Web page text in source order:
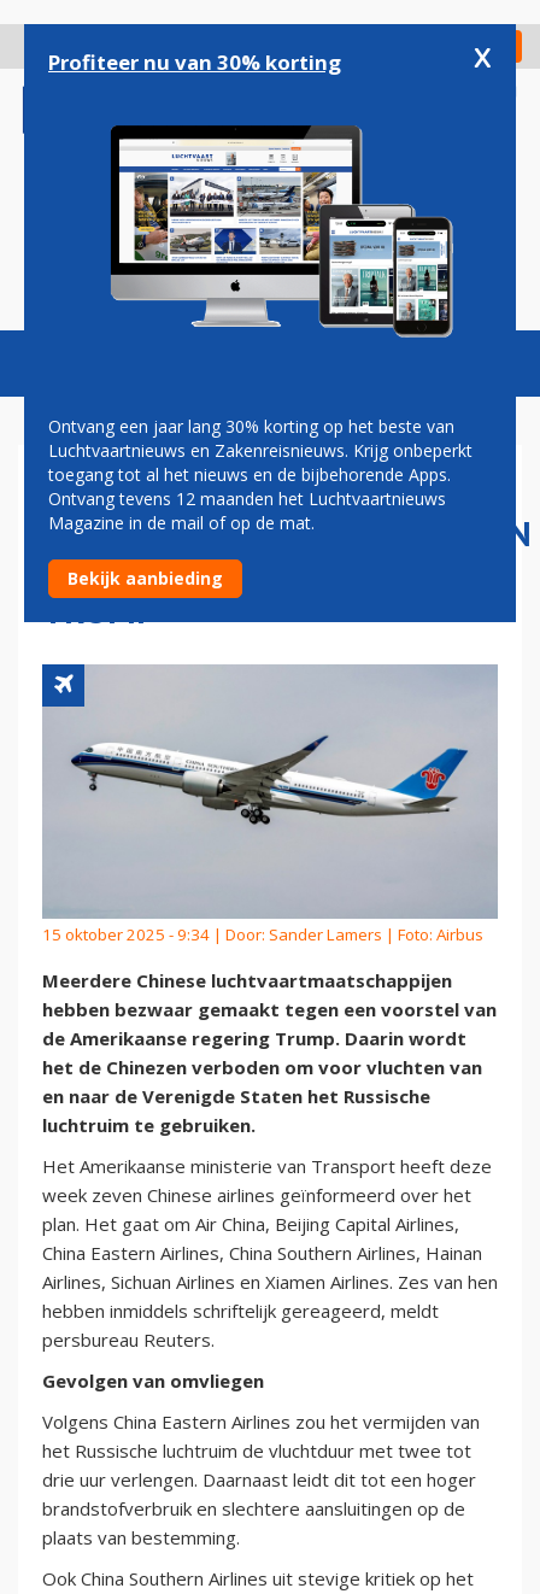
gaan
Check in
Magazine Podcasts Vacatures
CHINESE
LUCHTVAARTMAATSCHAPPIJEN
UITEN KRITIEK OP PLAN
TRUMP
15 oktober 2025 - 9:34 | Door: Sander Lamers | Foto: Airbus
Meerdere Chinese luchtvaartmaatschappijen
hebben bezwaar gemaakt tegen een voorstel van
de Amerikaanse regering Trump. Daarin wordt
het de Chinezen verboden om voor vluchten van
en naar de Verenigde Staten het Russische
luchtruim te gebruiken.
Het Amerikaanse ministerie van Transport heeft deze
week zeven Chinese airlines geïnformeerd over het
plan. Het gaat om Air China, Beijing Capital Airlines,
China Eastern Airlines, China Southern Airlines, Hainan
Airlines, Sichuan Airlines en Xiamen Airlines. Zes van hen
hebben inmiddels schriftelijk gereageerd, meldt
persbureau Reuters.
Gevolgen van omvliegen
Volgens China Eastern Airlines zou het vermijden van
het Russische luchtruim de vluchtduur met twee tot
drie uur verlengen. Daarnaast leidt dit tot een hoger
brandstofverbruik en slechtere aansluitingen op de
plaats van bestemming.
Ook China Southern Airlines uit stevige kritiek op het
Profiteer nu van 30% korting x
Ontvang een jaar lang 30% korting op het beste van
Luchtvaartnieuws en Zakenreisnieuws. Krijg onbeperkt
toegang tot al het nieuws en de bijbehorende Apps.
Ontvang tevens 12 maanden het Luchtvaartnieuws
Magazine in de mail of op de mat.
Bekijk aanbieding